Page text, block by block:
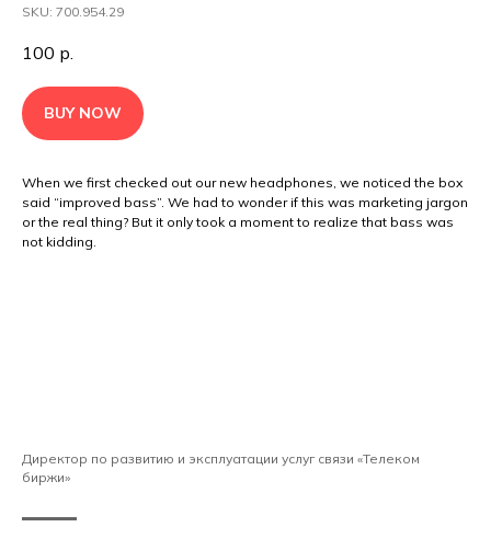
SKU: 700.954.29
100 р.
BUY NOW
When we first checked out our new headphones, we noticed the box
said “improved bass”. We had to wonder if this was marketing jargon
or the real thing? But it only took a moment to realize that bass was
not kidding.
Директор по развитию и эксплуатации услуг связи «Телеком
биржи»